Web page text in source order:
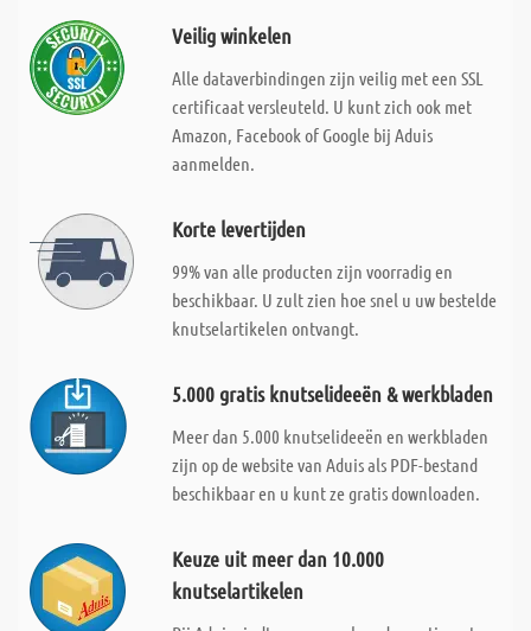
Veilig winkelen
Alle dataverbindingen zijn veilig met een SSL
certificaat versleuteld. U kunt zich ook met
Amazon, Facebook of Google bij Aduis
aanmelden.
Korte levertijden
99% van alle producten zijn voorradig en
beschikbaar. U zult zien hoe snel u uw bestelde
knutselartikelen ontvangt.
5.000 gratis knutselideeën & werkbladen
Meer dan 5.000 knutselideeën en werkbladen
zijn op de website van Aduis als PDF-bestand
beschikbaar en u kunt ze gratis downloaden.
Keuze uit meer dan 10.000
knutselartikelen